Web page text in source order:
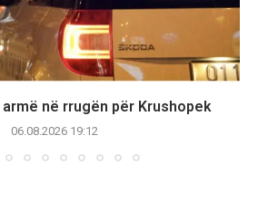
në rrugën për Krushopek
06.08.2026 19:12